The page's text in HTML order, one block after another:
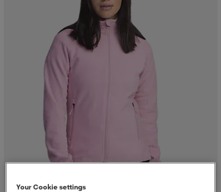
Your Cookie settings